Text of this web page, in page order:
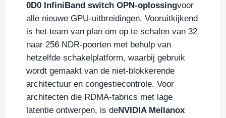
Extreme netwerkschakelaar
Licentie voor extreme netwerken
Punten van de Ruckus de Draadloze Toegang
De Schakelaar van het Ruckusnetwerk
0D0 InfiniBand switch OPN-oplossingvoor
alle nieuwe GPU-uitbreidingen. Vooruitkijkend
is het team van plan om op te schalen van 32
naar 256 NDR-poorten met behulp van
hetzelfde schakelplatform, waarbij gebruik
wordt gemaakt van de niet-blokkerende
architectuur en congestiecontrole. Voor
architecten die RDMA-fabrics met lage
latentie ontwerpen, is deNVIDIA Mellanox